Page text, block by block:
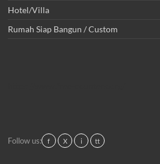
Hotel/Villa
Rumah Siap Bangun / Custom
Follow us: f X i tt